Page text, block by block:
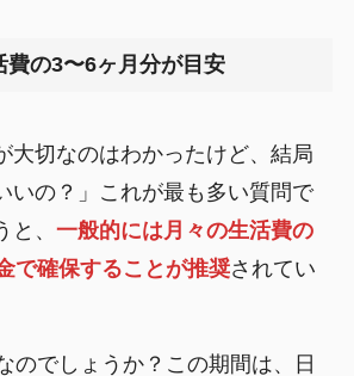
費の3〜6ヶ月分が目安
大切なのはわかったけど、結局
いの？」これが最も多い質問で
、 一般的には月々の生活費の
で確保することが推奨されてい
のでしょうか？この期間は、日